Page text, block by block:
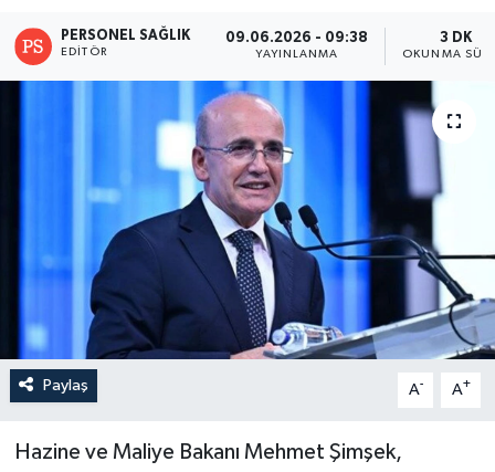
PERSONEL SAĞLIK
EDITÖR
09.06.2026 - 09:38
YAYINLANMA
3 DK
OKUNMA
Paylaş A- A+
Hazine ve Maliye Bakanı Mehmet Şimşek,